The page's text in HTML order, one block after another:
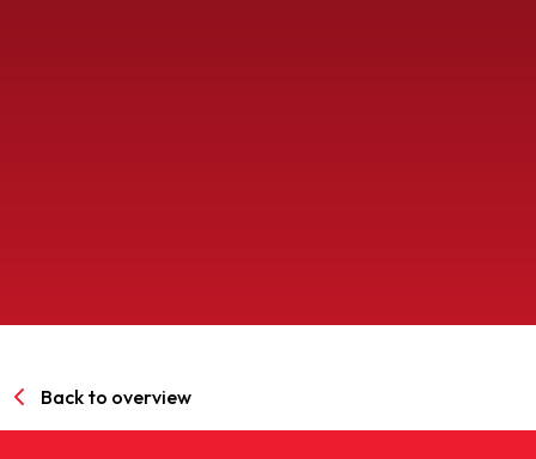
Back to overview